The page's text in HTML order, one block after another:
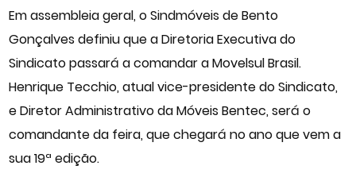
Em assembleia geral, o Sindmóveis de Bento
Gonçalves definiu que a Diretoria Executiva do
Sindicato passará a comandar a Movelsul Brasil.
Henrique Tecchio, atual vice-presidente do Sindicato,
e Diretor Administrativo da Móveis Bentec, será o
comandante da feira, que chegará no ano que vem a
sua 19ª edição.